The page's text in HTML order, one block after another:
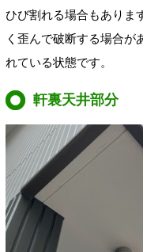
ひび割れる場合もありま
く歪んで破断する場合が
れている状態です。
軒裏天井部分